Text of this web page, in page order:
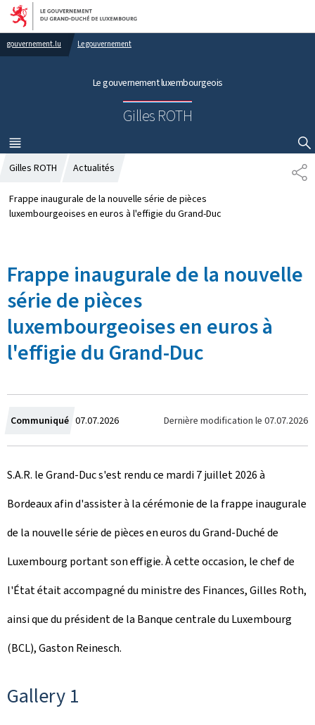
Aller au menu principal
Aller au contenu
gouvernement.lu Le gouvernement
Le gouvernement luxembourgeois
Gilles ROTH
MENU
PRINCIPAL
AFFICHER / MASQUER LA RECHERCHE
P
A
Gilles ROTH Actualités
Frappe inaugurale de la nouvelle série de pièces
luxembourgeoises en euros à l'effigie du Grand-Duc
Frappe inaugurale de la nouvelle
série de pièces
luxembourgeoises en euros à
l'effigie du Grand-Duc
Communiqué C
r
é
e
l
e
07.07.2026 Dernière modification le 07.07.2026
S.A.R. le Grand-Duc s'est rendu ce mardi 7 juillet 2026 à
Bordeaux afin d'assister à la cérémonie de la frappe inaugurale
de la nouvelle série de pièces en euros du Grand-Duché de
Luxembourg portant son effigie. À cette occasion, le chef de
l'État était accompagné du ministre des Finances, Gilles Roth,
ainsi que du président de la Banque centrale du Luxembourg
(BCL), Gaston Reinesch.
Gallery 1